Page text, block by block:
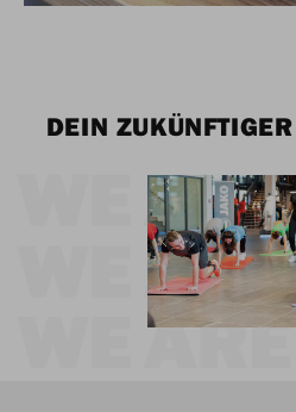
DEIN